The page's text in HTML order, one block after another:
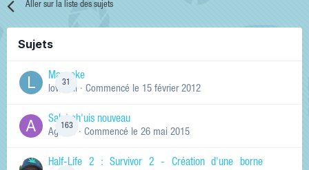
Aller sur la liste des sujets
Sujets
31
Manneke
lowskill · Commencé le 15 février 2012
163
Salut ch'uis nouveau
Ag0Nie · Commencé le 26 mai 2015
Half-Life 2 : Survivor 2 - Création d'une borne